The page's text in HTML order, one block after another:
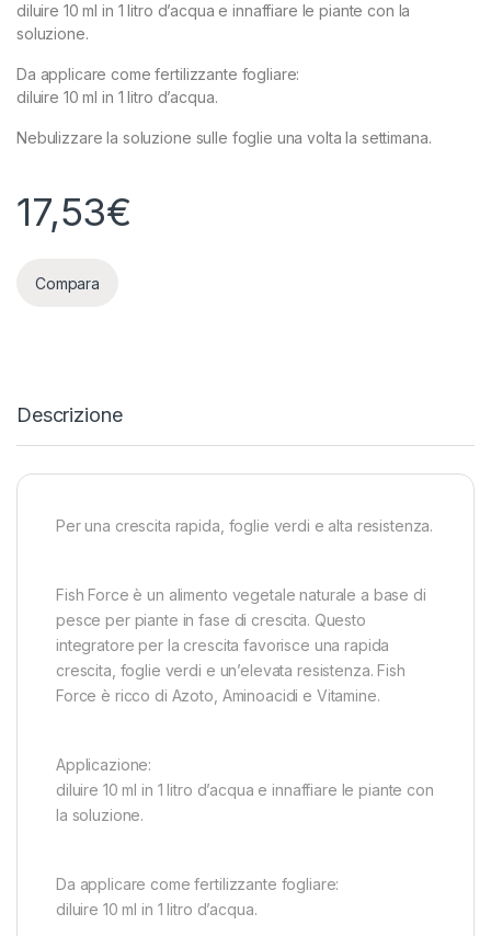
diluire 10 ml in 1 litro d’acqua e innaffiare le piante con la
soluzione.
Da applicare come fertilizzante fogliare:
diluire 10 ml in 1 litro d’acqua.
Nebulizzare la soluzione sulle foglie una volta la settimana.
17,53€
Compara
Descrizione
Per una crescita rapida, foglie verdi e alta resistenza.
Fish Force è un alimento vegetale naturale a base di
pesce per piante in fase di crescita. Questo
integratore per la crescita favorisce una rapida
crescita, foglie verdi e un’elevata resistenza. Fish
Force è ricco di Azoto, Aminoacidi e Vitamine.
Applicazione:
diluire 10 ml in 1 litro d’acqua e innaffiare le piante con
la soluzione.
Da applicare come fertilizzante fogliare:
diluire 10 ml in 1 litro d’acqua.